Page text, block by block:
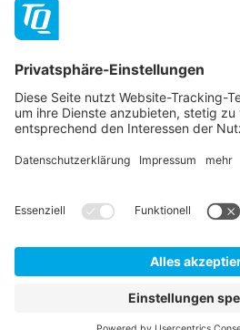
Zur
Follow TQ-
Impressum AGB